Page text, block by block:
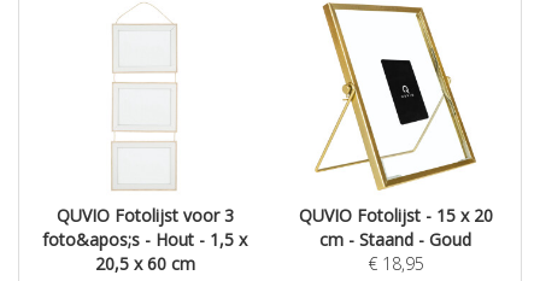
QUVIO Fotolijst voor 3
foto&apos;s - Hout - 1,5 x
20,5 x 60 cm
QUVIO Fotolijst - 15 x 20
cm - Staand - Goud
€ 18,95